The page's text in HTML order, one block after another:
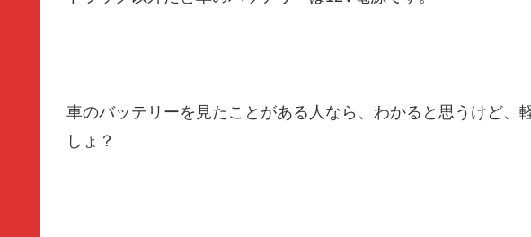
車のバッテリーを見たことがある人なら、わかると思うけど、
しょ？